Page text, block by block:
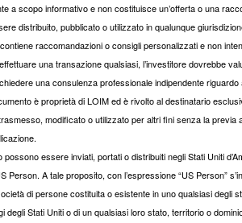
a scopo informativo e non costituisce un’offerta o una
distribuito, pubblicato o utilizzato in qualunque
raccomandazioni o consigli personalizzati e non
una transazione qualsiasi, l’investitore dovrebbe
una consulenza professionale indipendente
è proprietà di LOIM ed è rivolto al destinatario
modificato o utilizzato per altri fini senza la
essere inviati, portati o distribuiti negli Stati Uniti
Person. A tale proposito, con l’espressione “US Person”
di persone costituita o esistente in uno qualsiasi degli
degli Stati Uniti o di un qualsiasi loro stato, territorio o